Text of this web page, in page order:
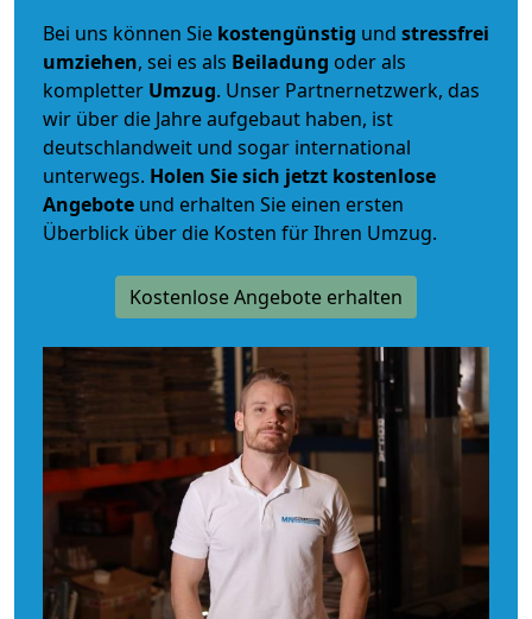
Bei uns können Sie kostengünstig und stressfrei
umziehen, sei es als Beiladung oder als
kompletter Umzug. Unser Partnernetzwerk, das
wir über die Jahre aufgebaut haben, ist
deutschlandweit und sogar international
unterwegs. Holen Sie sich jetzt kostenlose
Angebote und erhalten Sie einen ersten
Überblick über die Kosten für Ihren Umzug.
Kostenlose Angebote erhalten